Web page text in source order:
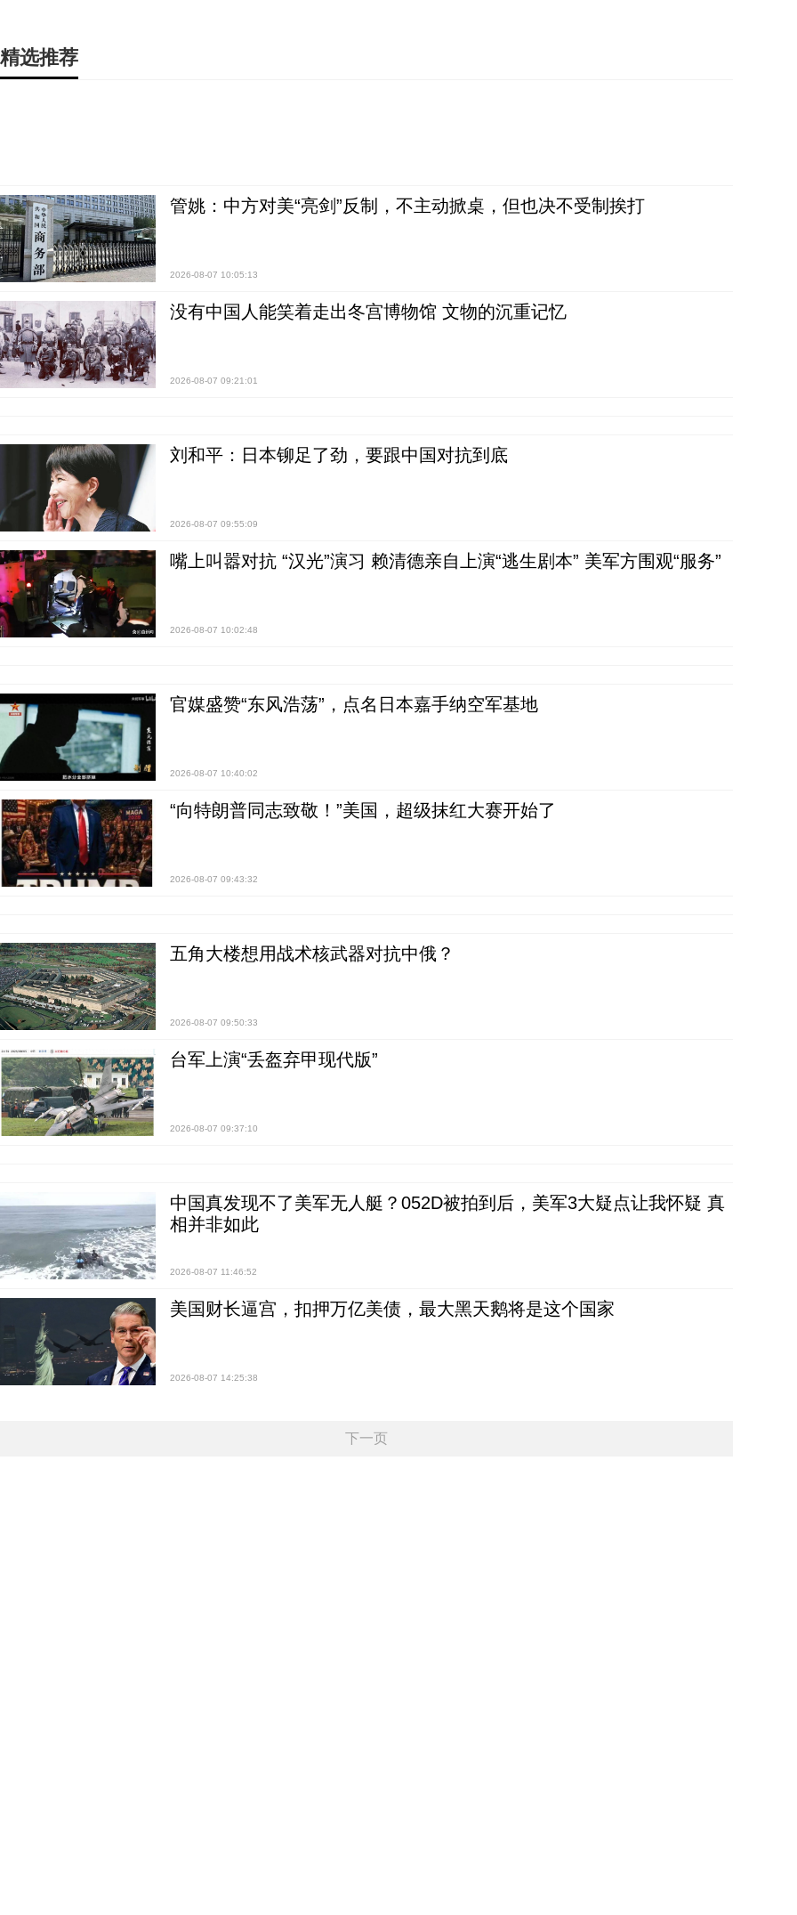
精选推荐
管姚：中方对美“亮剑”反制，不主动掀桌，但也决不受制挨打
2026-08-07 10:05:13
没有中国人能笑着走出冬宫博物馆 文物的沉重记忆
2026-08-07 09:21:01
刘和平：日本铆足了劲，要跟中国对抗到底
2026-08-07 09:55:09
嘴上叫嚣对抗 “汉光”演习 赖清德亲自上演“逃生剧本” 美军方围观“服务”
2026-08-07 10:02:48
官媒盛赞“东风浩荡”，点名日本嘉手纳空军基地
2026-08-07 10:40:02
“向特朗普同志致敬！”美国，超级抹红大赛开始了
2026-08-07 09:43:32
五角大楼想用战术核武器对抗中俄？
2026-08-07 09:50:33
台军上演“丢盔弃甲现代版”
2026-08-07 09:37:10
中国真发现不了美军无人艇？052D被拍到后，美军3大疑点让我怀疑 真
相并非如此
2026-08-07 11:46:52
美国财长逼宫，扣押万亿美债，最大黑天鹅将是这个国家
2026-08-07 14:25:38
下一页